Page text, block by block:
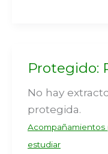
Protegido:
No hay
protegida.
Acompañamientos
estudiar